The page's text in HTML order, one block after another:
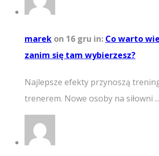
marek on 16 gru in: Co warto
zanim się tam wybierzesz?
Najlepsze efekty przynoszą
trenerem. Nowe osoby na siłowni ...